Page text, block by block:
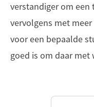
verstandiger om een
vervolgens met
voor een bepaalde
goed is om daar met